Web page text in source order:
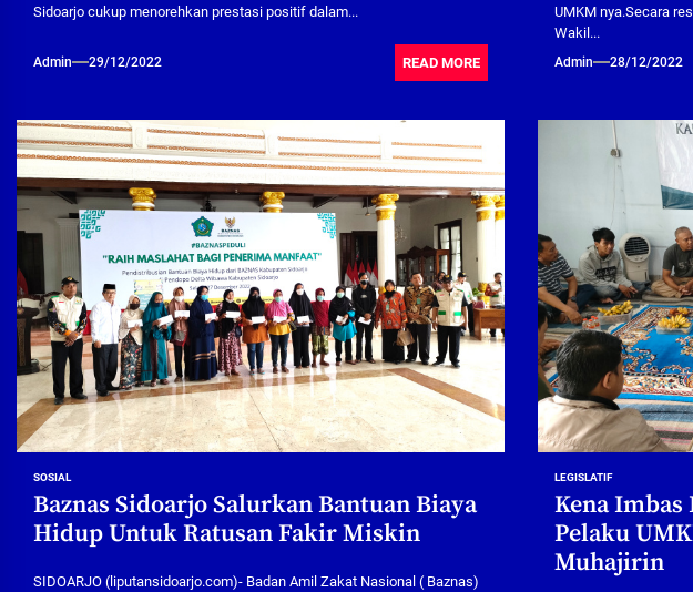
Sidoarjo cukup menorehkan prestasi positif dalam...
Admin 29/12/2022 READ MORE
UMKM nya.Secara
Wakil...
Admin 28/12/2022
SOSIAL
Baznas Sidoarjo Salurkan Bantuan Biaya
Hidup Untuk Ratusan Fakir Miskin
SIDOARJO (liputansidoarjo.com)- Badan Amil Zakat Nasional ( Baznas)
LEGISLATIF
Kena Imbas
Pelaku
Muhajirin